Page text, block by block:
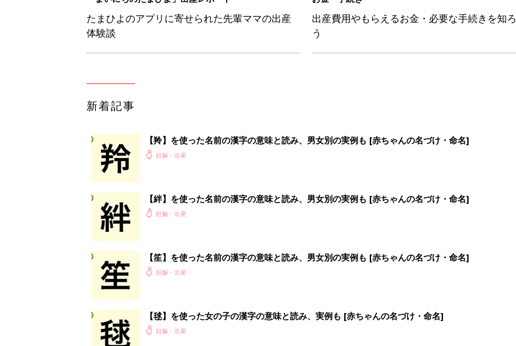
たまひよのアプリに寄せられた先輩ママの出産
体験談
出産費用やもらえるお金・必要な手続きを知ろ
う
新着記事
【羚】を使った名前の漢字の意味と読み、男女別の実例も [赤ちゃんの名づけ・命名]
妊娠・出産
【絆】を使った名前の漢字の意味と読み、男女別の実例も [赤ちゃんの名づけ・命名]
妊娠・出産
【笙】を使った名前の漢字の意味と読み、男女別の実例も [赤ちゃんの名づけ・命名]
妊娠・出産
【毬】を使った女の子の漢字の意味と読み、実例も [赤ちゃんの名づけ・命名]
妊娠・出産